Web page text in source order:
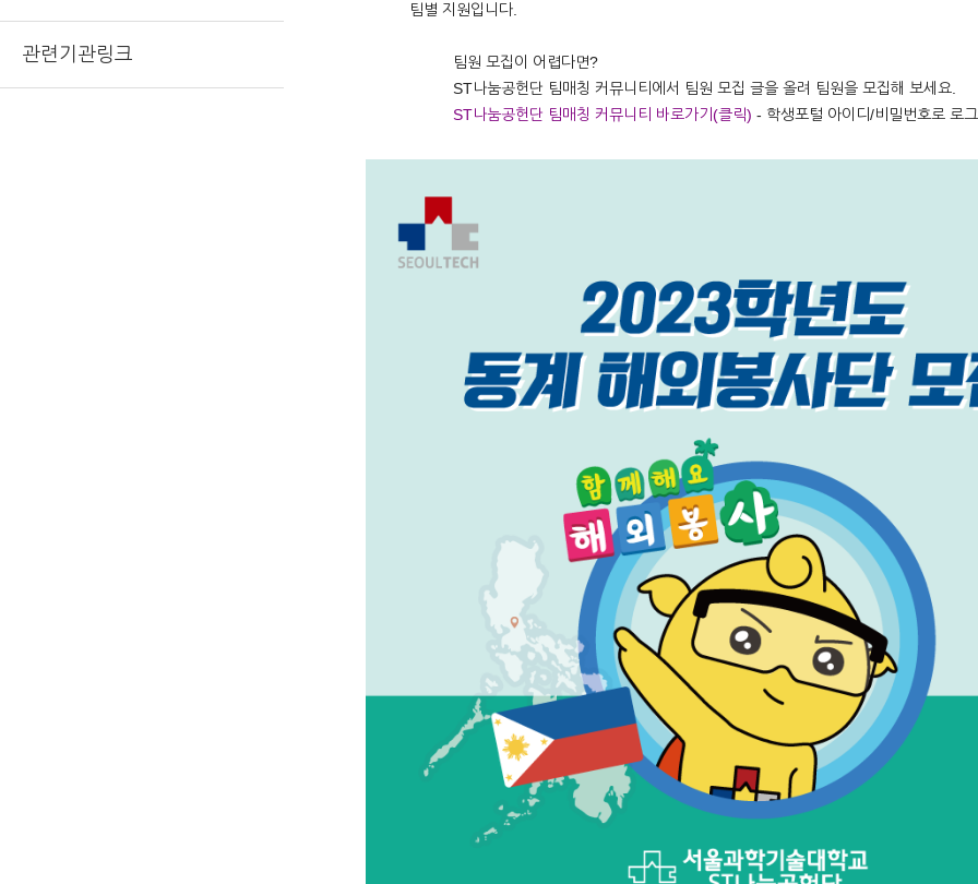
관련기관링크
팀별 지원입니다.
팀원 모집이 어렵다면?
ST나눔공헌단 팀매칭 커뮤니티에서 팀원 모집 글을 올려 팀원을 모집해 보세요.
ST나눔공헌단 팀매칭 커뮤니티 바로가기(클릭) - 학생포털 아이디/비밀번호로 로